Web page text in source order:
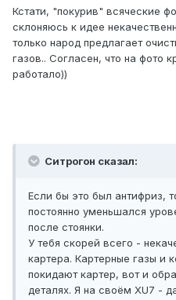
Кстати, "покурив" всяческие
склоняюсь к идее
только народ предлагает
газов.. Согласен, что на фото
работало))
Ситрогон сказал:
Если бы это был антифриз,
постоянно уменьшался
после стоянки.
У тебя скорей всего -
картера. Картерные газы и
покидают картер, вот и
деталях. Я на своём XU7 -